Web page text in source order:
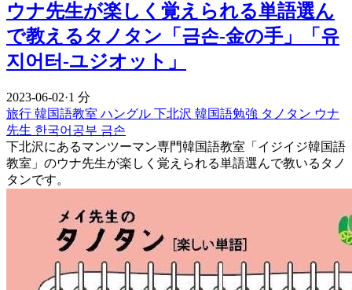
ウナ先生が楽しく覚えられる単語選ん
で教えるタノタン「금손-金の手」「유
지어터-ユジオット」
2023-06-02·1 分
旅行 韓国語教室 ハングル 下北沢 韓国語勉強 タノタン ウナ
先生 한국어공부 금손
下北沢にあるマンツーマン専門韓国語教室「イジイジ韓国語
教室」のウナ先生が楽しく覚えられる単語選んで教いるタノ
タンです。